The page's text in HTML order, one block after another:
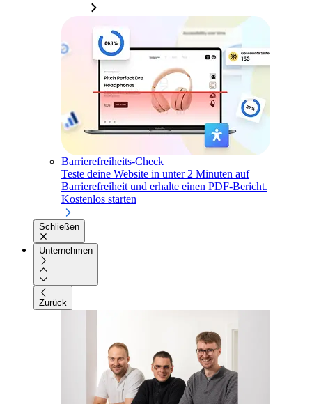
Barrierefreiheits-Check
Teste deine Website in unter 2 Minuten auf
Barrierefreiheit und erhalte einen PDF-Bericht.
Kostenlos starten
Schließen
Unternehmen
Zurück